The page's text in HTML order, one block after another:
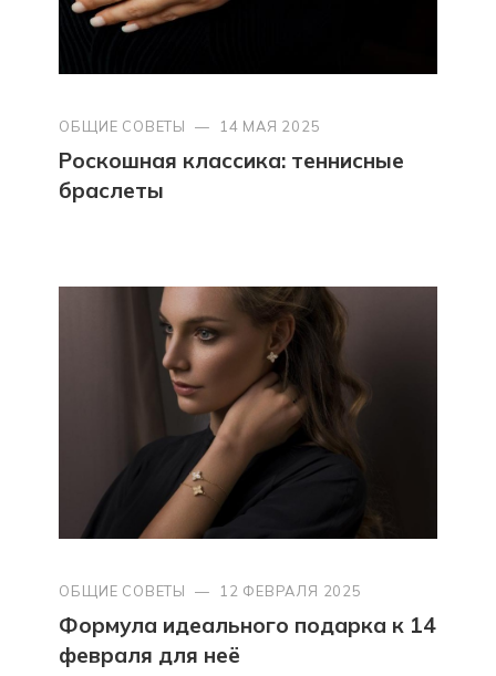
ОБЩИЕ СОВЕТЫ — 14 МАЯ 2025
Роскошная классика: теннисные
браслеты
ОБЩИЕ СОВЕТЫ — 12 ФЕВРАЛЯ 2025
Формула идеального подарка к 14
февраля для неё